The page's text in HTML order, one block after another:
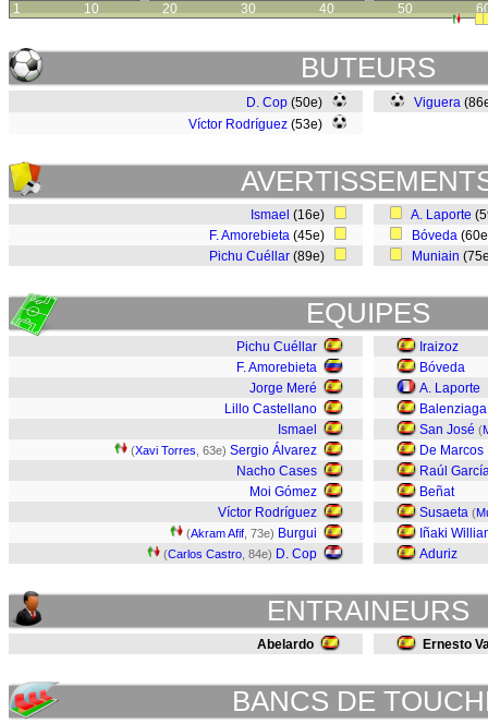
1 10 20 30 40 50
BUTEURS
D. Cop (50e)
Víctor Rodríguez (53e)
Viguera
Ismael (16e)
F. Amorebieta (45e)
Pichu Cuéllar (89e)
A. Laporte
Bóveda
Muniain
EQUIPES
Pichu Cuéllar
F. Amorebieta
Jorge Meré
Lillo Castellano
Ismael
(Xavi Torres , 63e) Sergio Álvarez
Nacho Cases
Moi Gómez
Víctor Rodríguez
(Akram Afif , 73e) Burgui
(Carlos Castro , 84e) D. Cop
Iraizoz
Bóveda
A. Laporte
Balenziaga
San José (
De Marcos
Raúl
Beñat
Susaeta (
Iñaki
Aduriz
ENTRAINEURS
Abelardo Ernesto
BANCS DE